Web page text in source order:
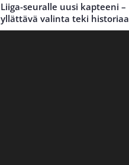
Liiga-seuralle uusi kapteeni –
yllättävä valinta teki historiaa